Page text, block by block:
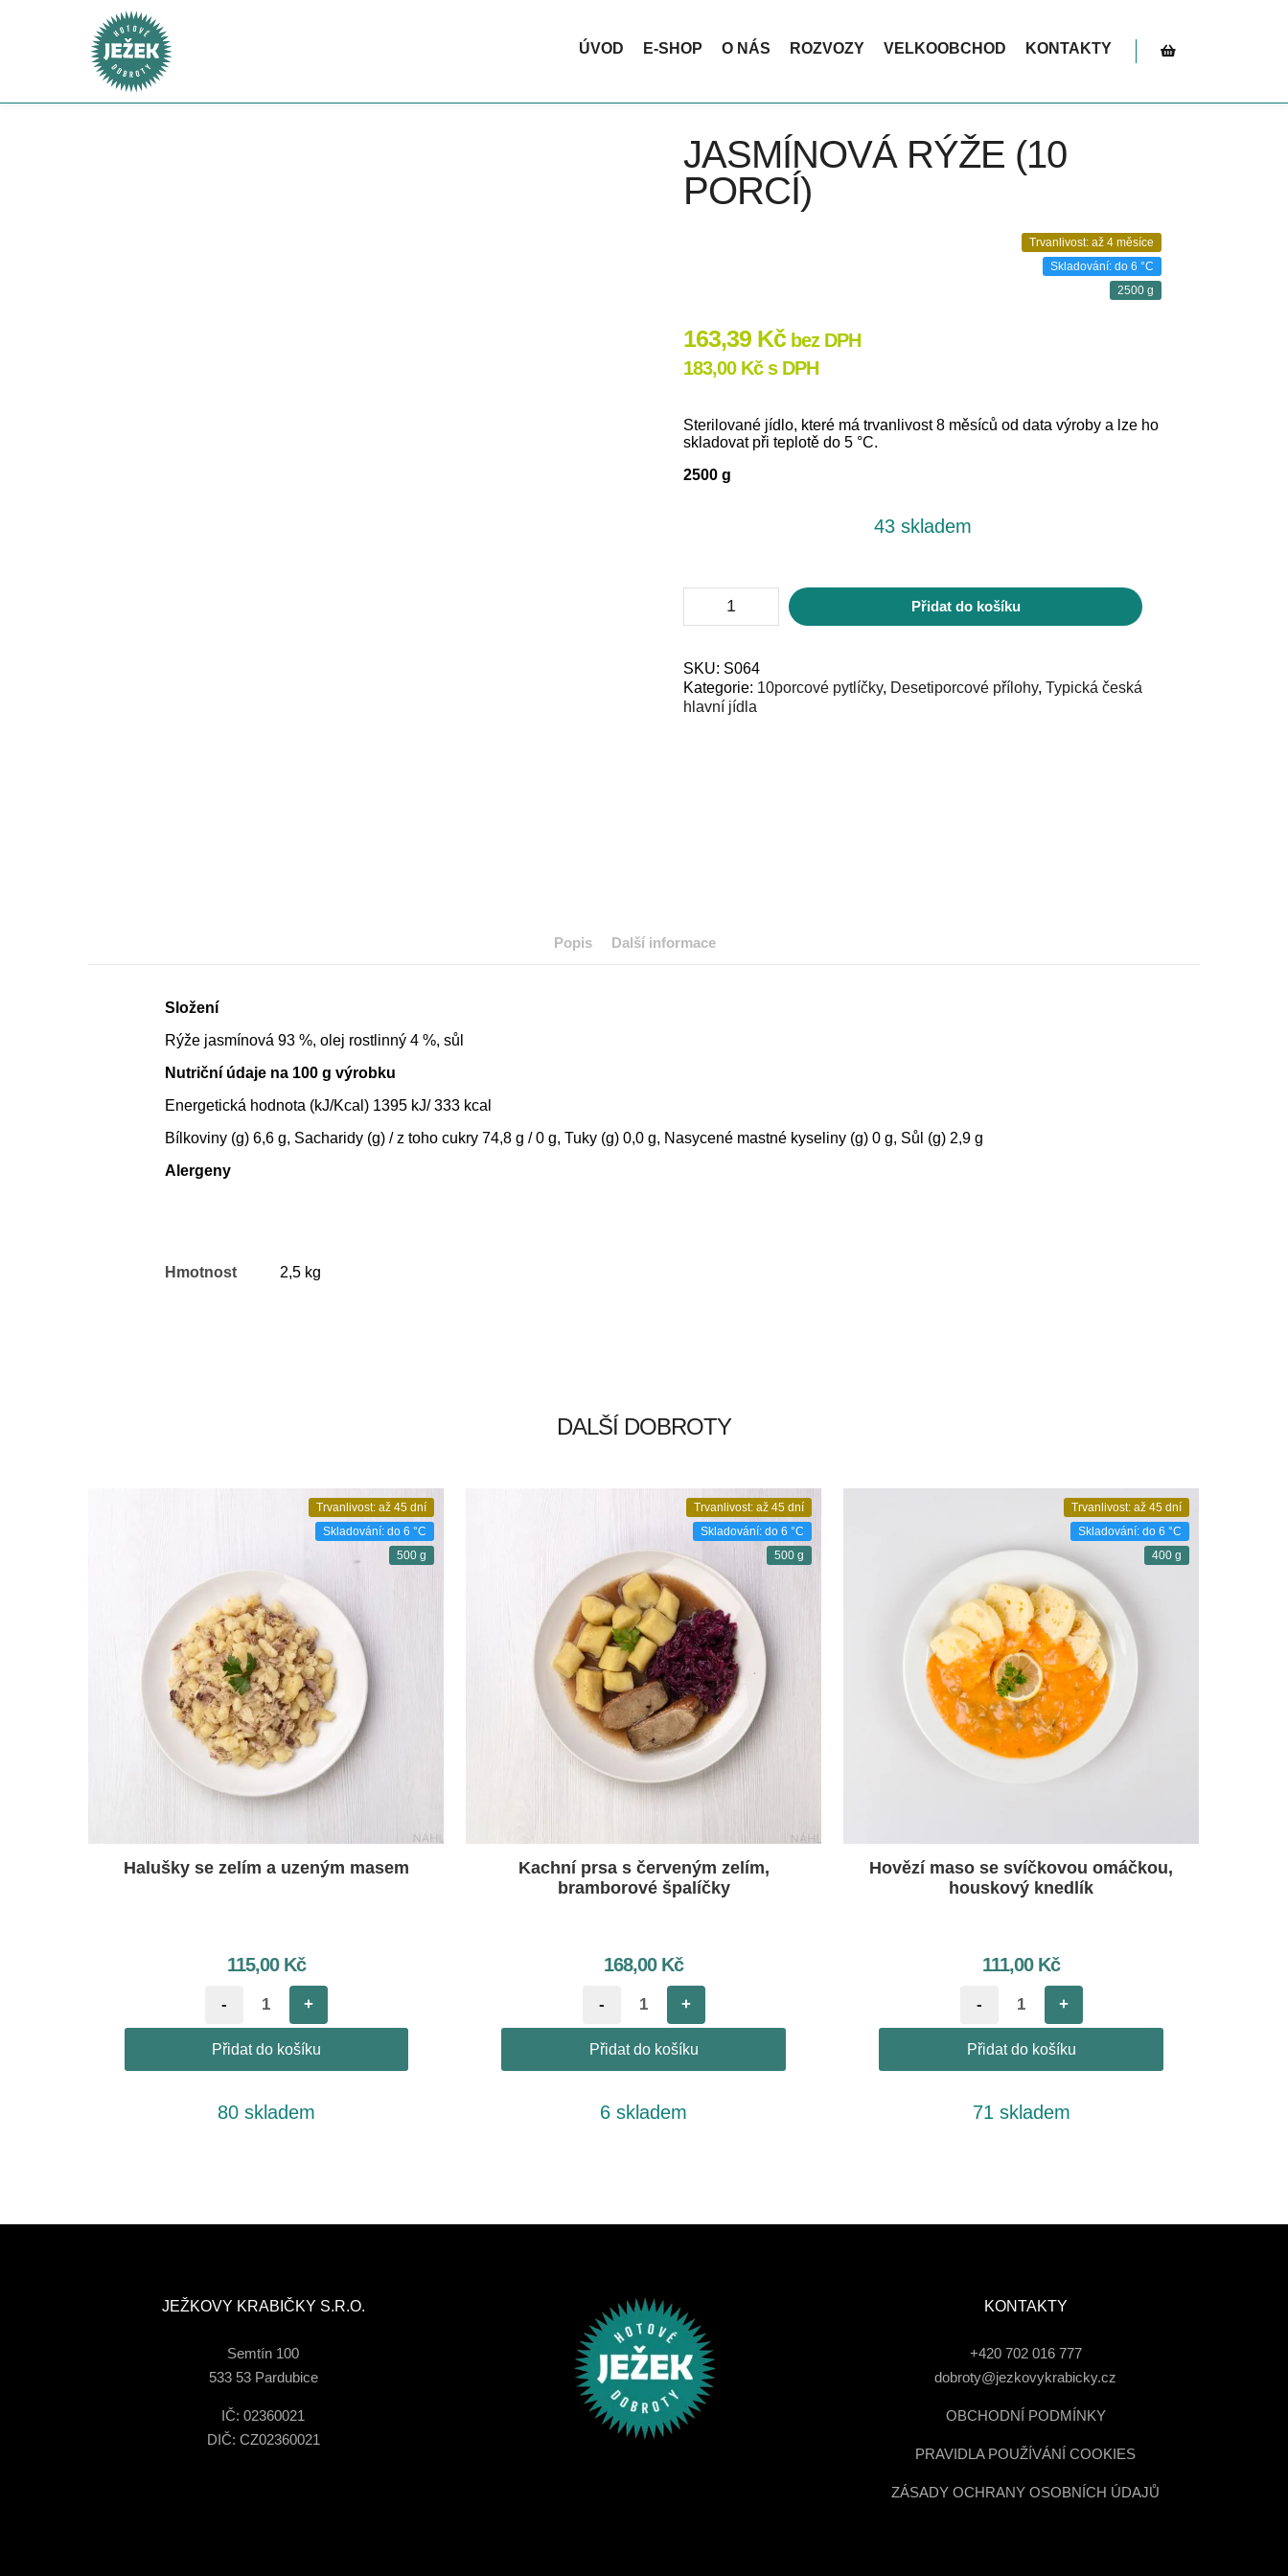
Ke každé objednávce nad 2 000 Kč nyní získáte praktickou termotašku ZDARMA. Ideální na nákupy, pikniky i cestování. Akce platí do vyčerpání zásob – tak neváhejte!
ÚVOD
E-SHOP O NÁS ROZVOZY VELKOOBCHOD KONTAKTY
JASMÍNOVÁ RÝŽE (10
PORCÍ)
Trvanlivost: až 4 měsíce
Skladování: do 6 °C
2500 g
163,39 Kč bez DPH
183,00 Kčs DPH
Sterilované jídlo, které má trvanlivost 8 měsíců od data výroby a lze ho
skladovat při teplotě do 5 °C.
2500 g
43 skladem
(10
množství
Přidat do košíku
SKU: S064
Kategorie: 10porcové pytlíčky, Desetiporcové přílohy,Typická česká
hlavní jídla
Popis Další informace
Složení
Rýže jasmínová 93 %, olej rostlinný 4 %, sůl
Nutriční údaje na 100 g výrobku
Energetická hodnota (kJ/Kcal) 1395 kJ/ 333 kcal
Bílkoviny (g) 6,6 g, Sacharidy (g) / z toho cukry 74,8 g / 0 g, Tuky (g) 0,0 g, Nasycené mastné kyseliny (g) 0 g, Sůl (g) 2,9 g
Alergeny
Hmotnost 2,5 kg
DALŠÍ DOBROTY
Trvanlivost: až 45 dní
Skladování: do 6 °C
500 g
Halušky se zelím a uzeným masem
115,00 Kč
- +
Přidat do košíku
80 skladem
Trvanlivost: až 45 dní
Skladování: do 6 °C
500 g
Kachní prsa s červeným zelím,
bramborové špalíčky
168,00 Kč
- +
Přidat do košíku
6 skladem
Trvanlivost: až 45 dní
Skladování: do 6 °C
400 g
Hovězí maso se svíčkovou omáčkou,
houskový knedlík
111,00 Kč
- +
Přidat do košíku
71 skladem
JEŽKOVY KRABIČKY S.R.O.
Semtín 100
533 53 Pardubice
IČ: 02360021
DIČ: CZ02360021
KONTAKTY
+420 702 016 777
dobroty@jezkovykrabicky.cz
OBCHODNÍ PODMÍNKY
PRAVIDLA POUŽÍVÁNÍ COOKIES
ZÁSADY OCHRANY OSOBNÍCH ÚDAJŮ